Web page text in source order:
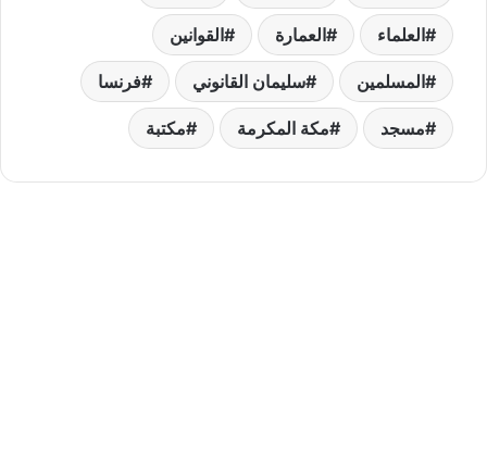
العلماء العمارة القوانين
المسلمين سليمان القانوني فرنسا
مسجد مكة المكرمة مكتبة